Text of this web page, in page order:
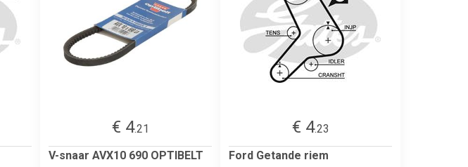
€ 4.21
V-snaar AVX10 690 OPTIBELT
€ 4.23
Ford Getande riem